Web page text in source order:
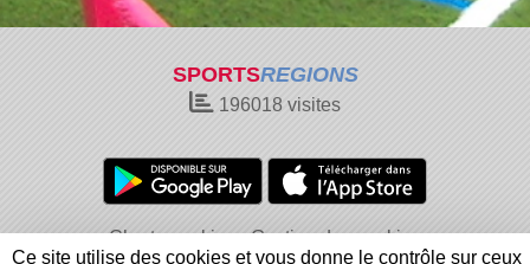
SPORTSREGIONS
196018 visites
Charte cookies
Gestion des cookies
Ce site utilise des cookies et vous donne le contrôle sur ceux